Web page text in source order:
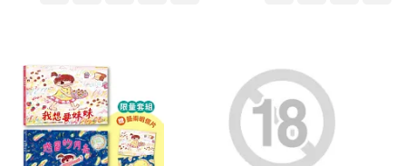
李昱宏(2)
李知昂(2)
パイインターナショナル(1)
ブシロード(1)